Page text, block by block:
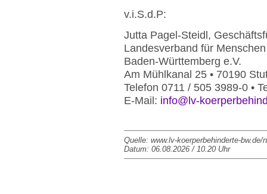
v.i.S.d.P:
Jutta Pagel-Steidl,
Landesverband für
Baden-Württemberg e.V.
Am Mühlkanal 25 • 70190
Telefon 0711 / 505 3989-0 •
E-Mail: info@lv-
Quelle: www.lv-koerperbehinderte-bw.de/
Datum: 06.08.2026 / 10.20 Uhr